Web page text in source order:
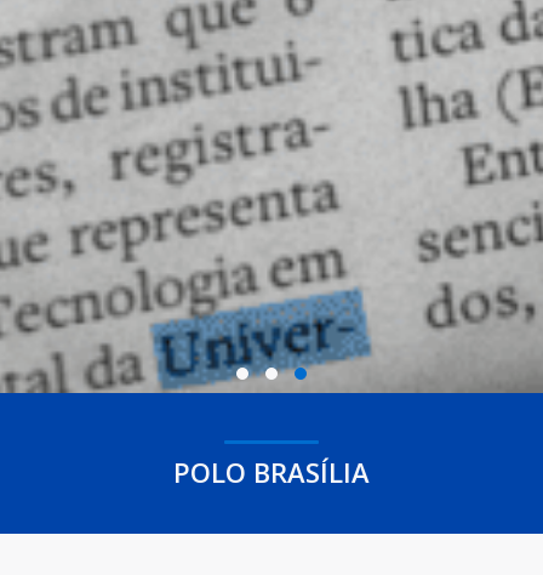
POLO BRASÍLIA